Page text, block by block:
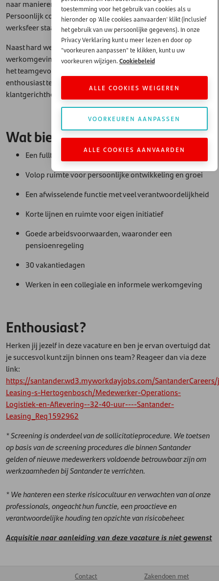
naar manieren om onze dienstverlening verder te verbeteren.
Persoonlijk contact, betrokkenheid en een informele
werksfeer staan centraal binnen onze organisatie.
Naast hard werken investeren we ook in een prettige
werkomgeving en organiseren we regelmatig activiteiten om
het teamgevoel te versterken. Je komt terecht in een
enthousiast team waar samenwerking, plezier en
klantgerichtheid hand in hand gaan.
Wat bieden wij jou?
Een fulltime functie binnen een dynamische organisatie
Volop ruimte voor persoonlijke ontwikkeling en groei
Een afwisselende functie met veel verantwoordelijkheid
Korte lijnen en ruimte voor eigen initiatief
Goede arbeidsvoorwaarden, waaronder een
pensioenregeling
30 vakantiedagen
Werken in een collegiale en informele werkomgeving
Enthousiast?
Herken jij jezelf in deze vacature en ben je ervan overtuigd dat
je succesvol kunt zijn binnen ons team? Reageer dan via deze
link:
https://santander.wd3.myworkdayjobs.com/
Leasing-s-Hertogenbosch/Medewerker-Operations-
Logistiek-en-Aflevering--32-40-uur----Santander-
Leasing_Req1592962
* Screening is onderdeel van de sollicitatieprocedure. We toetsen
op basis van de screening procedures die binnen Santander
gelden of nieuwe medewerkers voldoende betrouwbaar zijn om
werkzaamheden bij Santander te verrichten.
* We hanteren een sterke risicocultuur en verwachten van al onze
professionals, ongeacht hun functie, een proactieve en
verantwoordelijke houding ten opzichte van risicobeheer.
Acquisitie naar aanleiding van deze vacature is niet gewenst
Contact
Zakendoen met
toestemming voor het gebruik van cookies als u
hieronder op 'Alle cookies aanvaarden' klikt (inclusief
het gebruik van uw persoonlijke gegevens). In onze
Privacy Verklaring kunt u meer lezen en door op
"voorkeuren aanpassen" te klikken, kunt u uw
voorkeuren wijzigen.Cookiebeleid
ALLE COOKIES WEIGEREN
VOORKEUREN AANPASSEN
ALLE COOKIES AANVAARDEN